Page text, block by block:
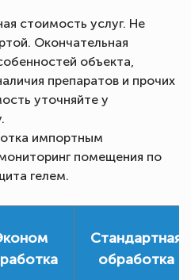
стоимость услуг. Не
Окончательная
объекта,
препаратов и прочих
уточняйте у
импортным
помещения по
гелем.
Стандартная
обработка